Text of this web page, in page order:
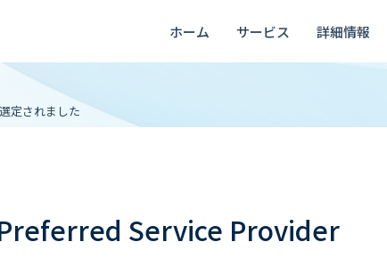
ホーム サービス 詳細情報
定されました
Service Provider